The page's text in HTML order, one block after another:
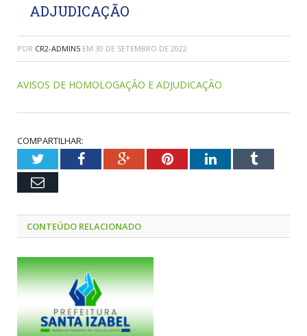
ADJUDICAÇÃO
POR CR2-ADMIN5 EM 30 DE SETEMBRO DE 2022
AVISOS DE HOMOLOGAÇÃO E ADJUDICAÇÃO
COMPARTILHAR:
TwitterFacebookGoogle+PinterestLinkedInTumblr
Email
CONTEÚDO RELACIONADO